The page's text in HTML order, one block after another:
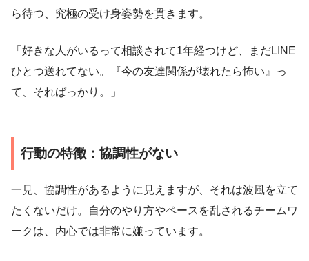
ら待つ、究極の受け身姿勢を貫きます。
「好きな人がいるって相談されて1年経つけど、まだLINE
ひとつ送れてない。『今の友達関係が壊れたら怖い』っ
て、そればっかり。」
行動の特徴：協調性がない
一見、協調性があるように見えますが、それは波風を立て
たくないだけ。自分のやり方やペースを乱されるチームワ
ークは、内心では非常に嫌っています。